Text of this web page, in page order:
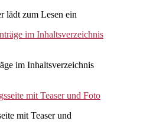
lädt zum Lesen ein
im Inhaltsverzeichnis
mit Teaser und